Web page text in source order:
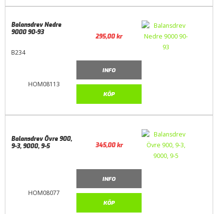
HOM08113
Balansdrev Nedre
9000 90-93
B234
295,00kr
INFO
KÖP
HOM08077
Balansdrev Övre 900,
9-3, 9000, 9-5
345,00kr
INFO
KÖP